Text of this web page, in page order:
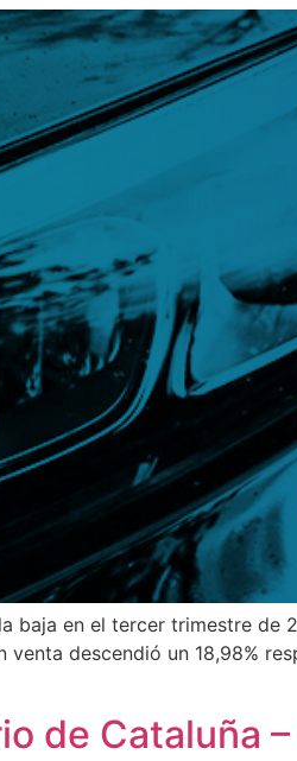
baja en el tercer trimestre
descendió un 18,98%
de Cataluña